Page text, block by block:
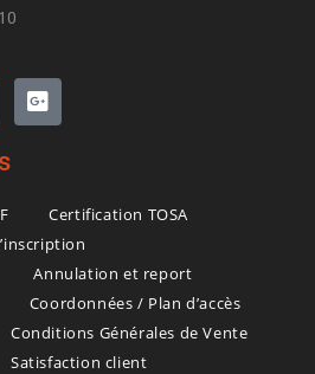
Certification TOSA
Annulation et report
Coordonnées / Plan d’accès
Conditions Générales de Vente
Satisfaction client